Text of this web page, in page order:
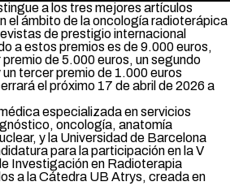
a los tres mejores artículos
el ámbito de la oncología radioterápica
de prestigio internacional
a estos premios es de 9.000 euros,
de 5.000 euros, un segundo
tercer premio de 1.000 euros
el próximo 17 de abril de 2026 a
especializada en servicios
oncología, anatomía
y la Universidad de Barcelona
para la participación en la V
Investigación en Radioterapia
a la Cátedra UB Atrys, creada en